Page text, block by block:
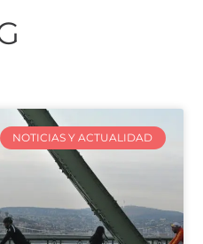
NOTICIAS Y ACTUALIDAD